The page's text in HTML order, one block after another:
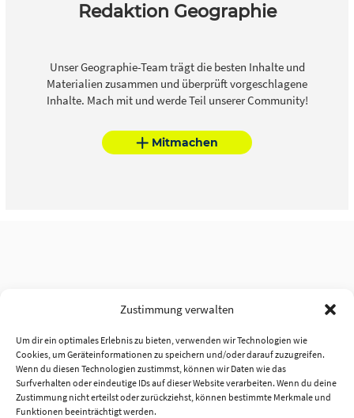
Zustimmung verwalten
Um dir ein optimales Erlebnis zu bieten, verwenden wir Technologien wie
Cookies, um Geräteinformationen zu speichern und/oder darauf zuzugreifen.
Wenn du diesen Technologien zustimmst, können wir Daten wie das
Surfverhalten oder eindeutige IDs auf dieser Website verarbeiten. Wenn du deine
Zustimmung nicht erteilst oder zurückziehst, können bestimmte Merkmale und
Funktionen beeinträchtigt werden.
Redaktion Geographie
Unser Geographie-Team trägt die besten Inhalte und
Materialien zusammen und überprüft vorgeschlagene
Inhalte. Mach mit und werde Teil unserer Community!
Mitmachen